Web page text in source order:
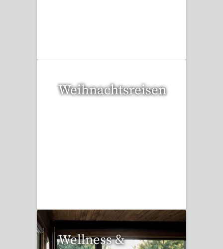
Weihnachtsreisen
Wellness &